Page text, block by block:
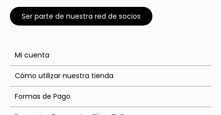
Ser parte de nuestra red de socios
Mi cuenta
Cómo utilizar nuestra tienda
Formas de Pago